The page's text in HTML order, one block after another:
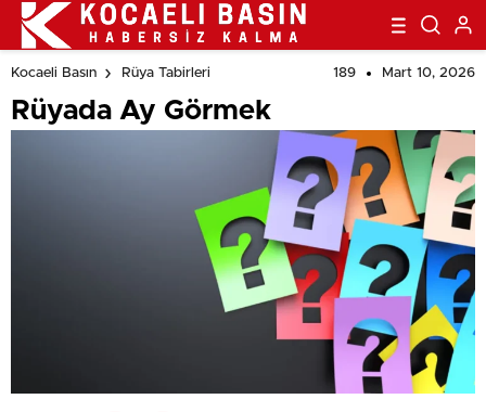
Kocaeli Basın Rüya Tabirleri 189 Mart 10, 2026
Rüyada Ay Görmek